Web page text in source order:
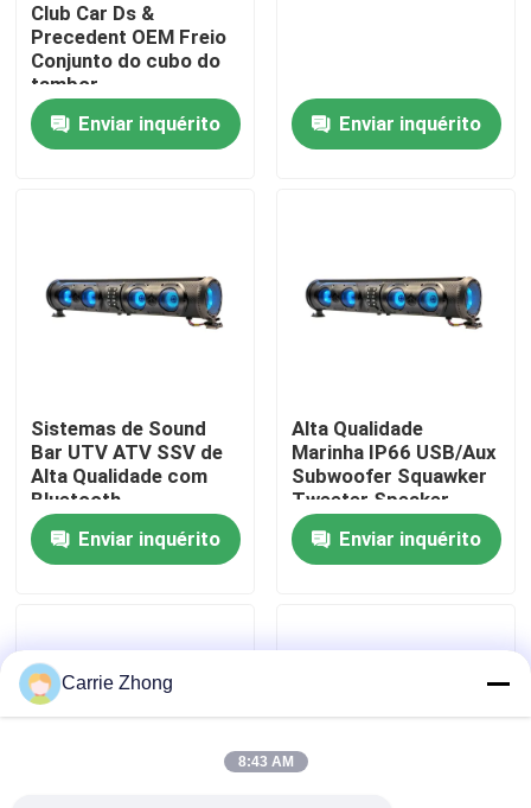
Casa
Controle da qualidade
Contato E.U.
Notícia
Espelhos do lado do carrinho de golfe
Tampas de roda do carrinho de golfe
Club Car Ds &
Precedent OEM Freio
Conjunto do cubo do
tambor
Enviar inquérito
Enviar inquérito
Sistemas de Sound
Bar UTV ATV SSV de
Alta Qualidade com
Bluetooth
Personalizado, 4 Alto-
falantes, Controle
Remoto, à Prova
Enviar inquérito
Alta Qualidade
Marinha IP66 USB/Aux
Subwoofer Squawker
Tweeter Speaker
Carrinho de Golf
Elétrico Bluetooth
Sound Bar
Enviar inquérito
Carrie Zhong
8:43 AM